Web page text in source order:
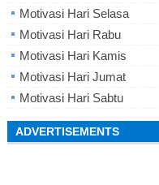
Motivasi Hari Selasa
Motivasi Hari Rabu
Motivasi Hari Kamis
Motivasi Hari Jumat
Motivasi Hari Sabtu
ADVERTISEMENTS